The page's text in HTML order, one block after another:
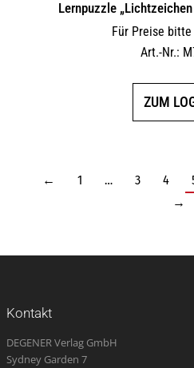
Lernpuzzle
Für Preise
Art.-Nr.:
ZUM
← 1 … 3 4
→
Kontakt
DEGENER Verlag GmbH
Sydney Garden 7